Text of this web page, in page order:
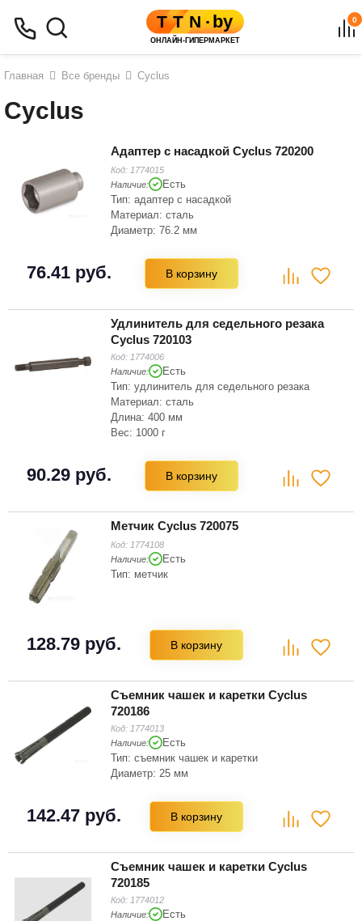
0
Главная Все бренды Cyclus
Cyclus
Адаптер с насадкой Cyclus 720200
Код: 1774015
Наличие:
Есть
Тип: адаптер с насадкой
Материал: сталь
Диаметр: 76.2 мм
76.41 руб. В корзину
Удлинитель для седельного резака
Cyclus 720103
Код: 1774006
Наличие:
Есть
Тип: удлинитель для седельного резака
Материал: сталь
Длина: 400 мм
Вес: 1000 г
90.29 руб. В корзину
Метчик Cyclus 720075
Код: 1774108
Наличие:
Есть
Тип: метчик
128.79 руб. В корзину
Съемник чашек и каретки Cyclus
720186
Код: 1774013
Наличие:
Есть
Тип: съемник чашек и каретки
Диаметр: 25 мм
142.47 руб. В корзину
Съемник чашек и каретки Cyclus
720185
Код: 1774012
Наличие:
Есть